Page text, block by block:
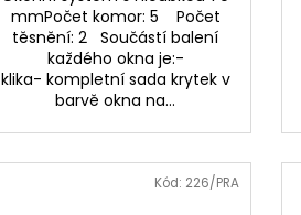
mmPočet komor: 5 Počet
těsnění: 2 Součástí balení
každého okna je:-
klika- kompletní sada krytek v
barvě okna na...
Kód: 226/PRA